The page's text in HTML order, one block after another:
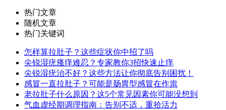
热门文章
随机文章
热门关键词
怎样算拉肚子？这些症状你中招了吗
尖锐湿疣瘙痒难忍？专家教你3招快速止痒
尖锐湿疣治不好？这些方法让你彻底告别困扰！
感冒一直拉肚子？可能是肠胃型感冒在作祟
老拉肚子什么原因？这5个常见因素你可能没想到
气血虚经期调理指南：告别不适，重拾活力